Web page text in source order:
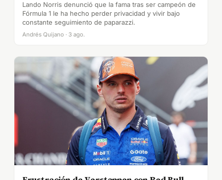
Lando Norris denunció que la fama tras ser campeón de
Fórmula 1 le ha hecho perder privacidad y vivir bajo
constante seguimiento de paparazzi.
Andrés Quijano · 3 ago.